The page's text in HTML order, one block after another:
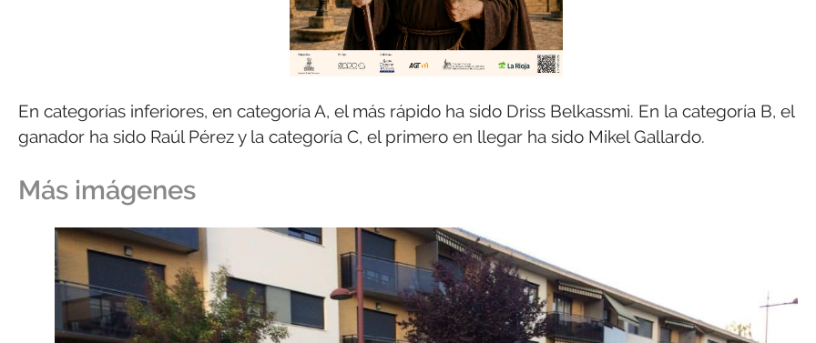
En categorías inferiores, en categoría A, el más rápido ha sido Driss Belkassmi. En la categoría B, el
ganador ha sido Raúl Pérez y la categoría C, el primero en llegar ha sido Mikel Gallardo.
Más imágenes